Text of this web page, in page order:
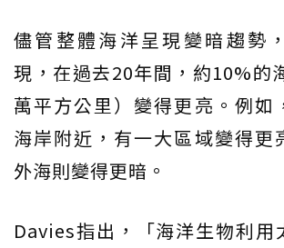
儘管整體海洋呈現變暗趨勢
現，在過去20年間，約10%的
萬平方公里）變得更亮。例如
海岸附近，有一大區域變得更
外海則變得更暗。
Davies指出，「海洋生物利用